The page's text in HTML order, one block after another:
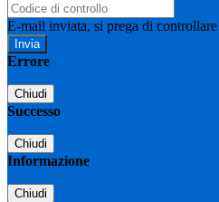
E-mail inviata, si prega di
Errore
Chiudi
Successo
Chiudi
Informazione
Chiudi